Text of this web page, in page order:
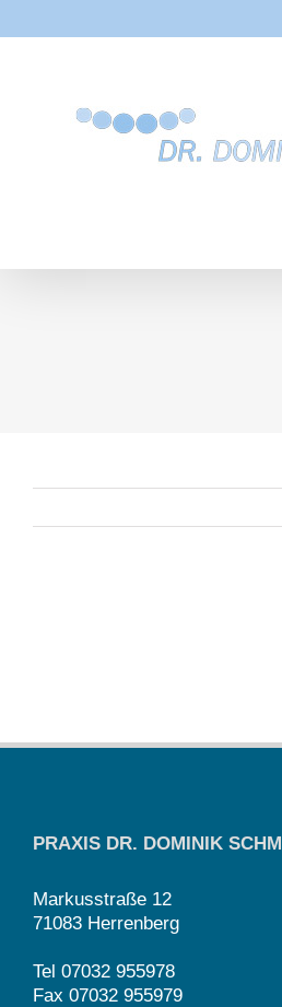
PRAXIS DR. DOMINIK
Markusstraße 12
71083 Herrenberg
Tel 07032 955978
Fax 07032 955979